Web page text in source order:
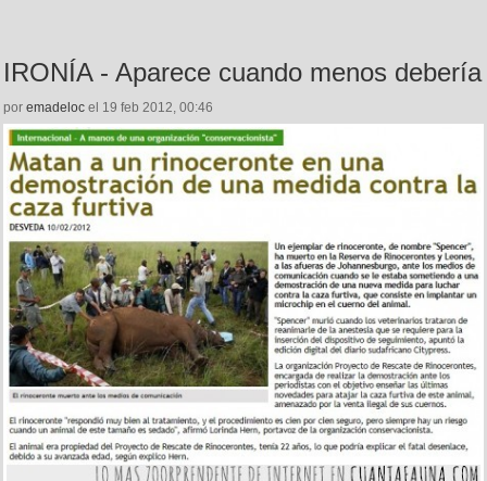
IRONÍA - Aparece cuando menos debería
por emadeloc el 19 feb 2012, 00:46